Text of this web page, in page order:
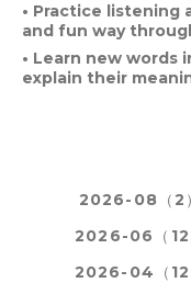
• Practice listening
and fun way
• Learn new words
explain their
2026-08（2
2026-06（12
2026-04（12